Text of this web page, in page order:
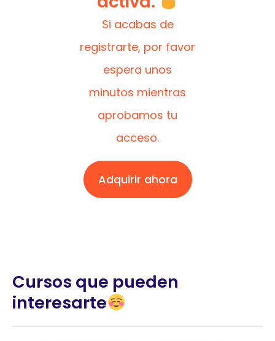
Si acabas de
registrarte, por favor
espera unos
minutos mientras
aprobamos tu
acceso.
Adquirir ahora
Cursos que pueden
interesarte